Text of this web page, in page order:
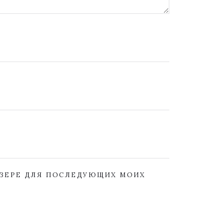
ДЛЯ ПОСЛЕДУЮЩИХ МОИХ